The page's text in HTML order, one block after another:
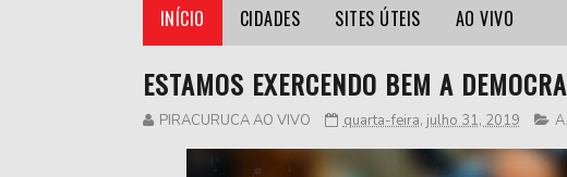
INÍCIO CIDADES SITES ÚTEIS AO VIVO
ESTAMOS EXERCENDO BEM A
PIRACURUCA AO VIVO quarta-feira, julho 31, 2019 A,